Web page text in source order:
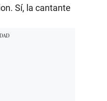
Sí, la cantante